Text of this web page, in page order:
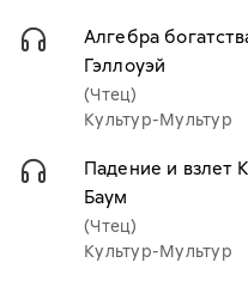
Алгебра
Гэллоуэй
(Чтец)
Культур-Мультур
Падение и взлет
Баум
(Чтец)
Культур-Мультур